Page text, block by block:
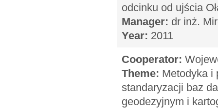
odcinku od ujścia
Manager: dr inż.
Year: 2011
Cooperator:
Theme: Metodyka i
standaryzacji baz
geodezyjnym i